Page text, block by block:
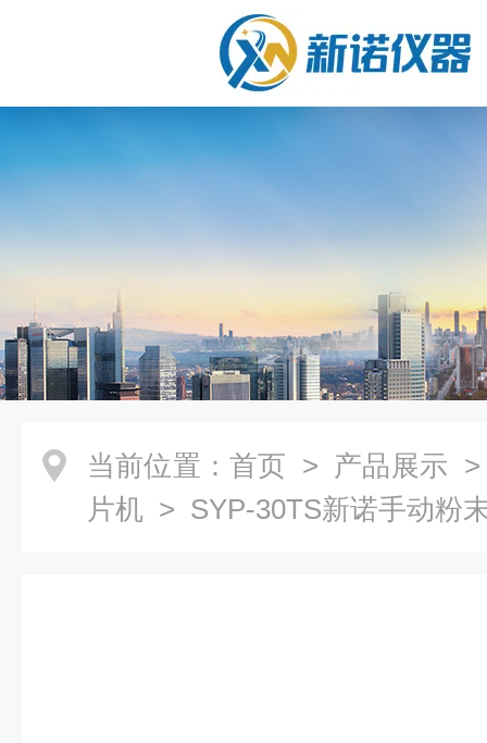
当前位置： 首页 > 产品展示
片机 > SYP-30TS新诺手动粉